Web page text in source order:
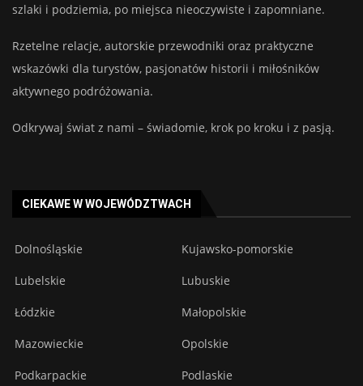
szlaki i podziemia, po miejsca nieoczywiste i zapomniane.
Rzetelne relacje, autorskie przewodniki oraz praktyczne
wskazówki dla turystów, pasjonatów historii i miłośników
aktywnego podróżowania.
Odkrywaj świat z nami – świadomie, krok po kroku i z pasją.
CIEKAWE W WOJEWÓDZTWACH
Dolnośląskie Kujawsko-pomorskie
Lubelskie Lubuskie
Łódzkie Małopolskie
Mazowieckie Opolskie
Podkarpackie Podlaskie